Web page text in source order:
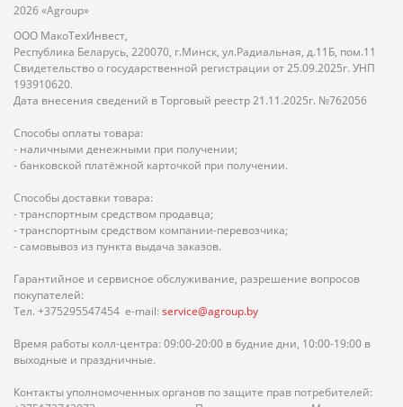
2026 «Agroup»
ООО МакоТехИнвест,
Республика Беларусь, 220070, г.Минск, ул.Радиальная, д.11Б, пом.11
Свидетельство о государственной регистрации от 25.09.2025г. УНП
193910620.
Дата внесения сведений в Торговый реестр 21.11.2025г. №762056
Способы оплаты товара:
- наличными денежными при получении;
- банковской платёжной карточкой при получении.
Способы доставки товара:
- транспортным средством продавца;
- транспортным средством компании-перевозчика;
- самовывоз из пункта выдача заказов.
Гарантийное и сервисное обслуживание, разрешение вопросов
покупателей:
Тел. +375295547454 e-mail: service@agroup.by
Время работы колл-центра: 09:00-20:00 в будние дни, 10:00-19:00 в
выходные и праздничные.
Контакты уполномоченных органов по защите прав потребителей: